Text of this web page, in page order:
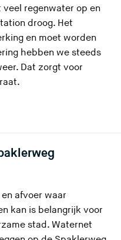
regenwater op en
droog. Het
en moet worden
hebben we steeds
Dat zorgt voor
afvoer waar
kan is belangrijk voor
stad. Waternet